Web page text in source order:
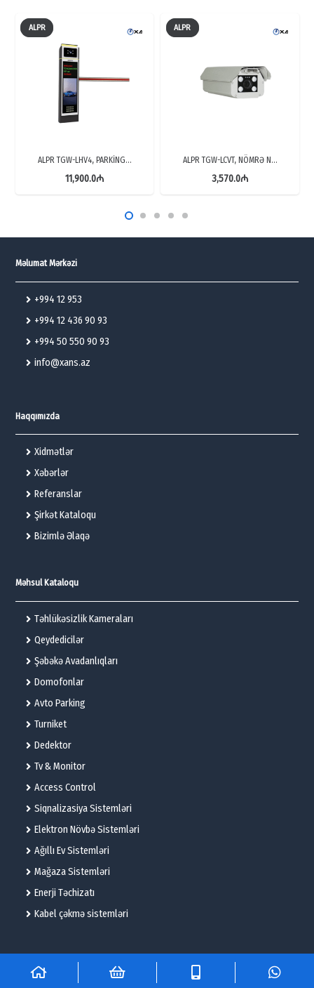
ALPR
ALPR TGW-LHV4, PARKİNG…
11,900.0₼
ALPR
ALPR TGW-LCVT, NÖMRƏ N…
3,570.0₼
Məlumat Mərkəzi
+994 12 953
+994 12 436 90 93
+994 50 550 90 93
info@xans.az
Haqqımızda
Xidmətlər
Xəbərlər
Referanslar
Şirkət Kataloqu
Bizimlə Əlaqə
Məhsul Kataloqu
Təhlükəsizlik Kameraları
Qeydedicilər
Şəbəkə Avadanlıqları
Domofonlar
Avto Parking
Turniket
Dedektor
Tv & Monitor
Access Control
Siqnalizasiya Sistemləri
Elektron Növbə Sistemləri
Ağıllı Ev Sistemləri
Mağaza Sistemləri
Enerji Təchizatı
Kabel çəkmə sistemləri
© 2025 – Flame Technologies